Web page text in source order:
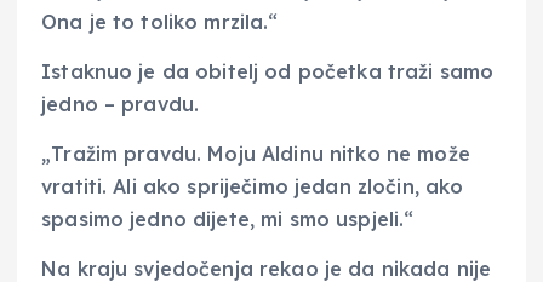
Ona je to toliko mrzila.“
Istaknuo je da obitelj od početka traži samo
jedno – pravdu.
„Tražim pravdu. Moju Aldinu nitko ne može
vratiti. Ali ako spriječimo jedan zločin, ako
spasimo jedno dijete, mi smo uspjeli.“
Na kraju svjedočenja rekao je da nikada nije